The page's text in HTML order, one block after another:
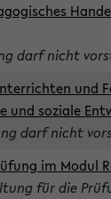
darf nicht
und
und soziale
darf nicht
im Modul
für die